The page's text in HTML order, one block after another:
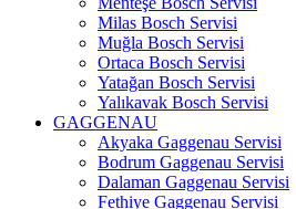
Milas Bosch Servisi
Muğla Bosch Servisi
Ortaca Bosch Servisi
Yatağan Bosch Servisi
Yalıkavak Bosch Servisi
GAGGENAU
Akyaka Gaggenau Servisi
Bodrum Gaggenau Servisi
Dalaman Gaggenau Servisi
Fethiye Gaggenau Servisi